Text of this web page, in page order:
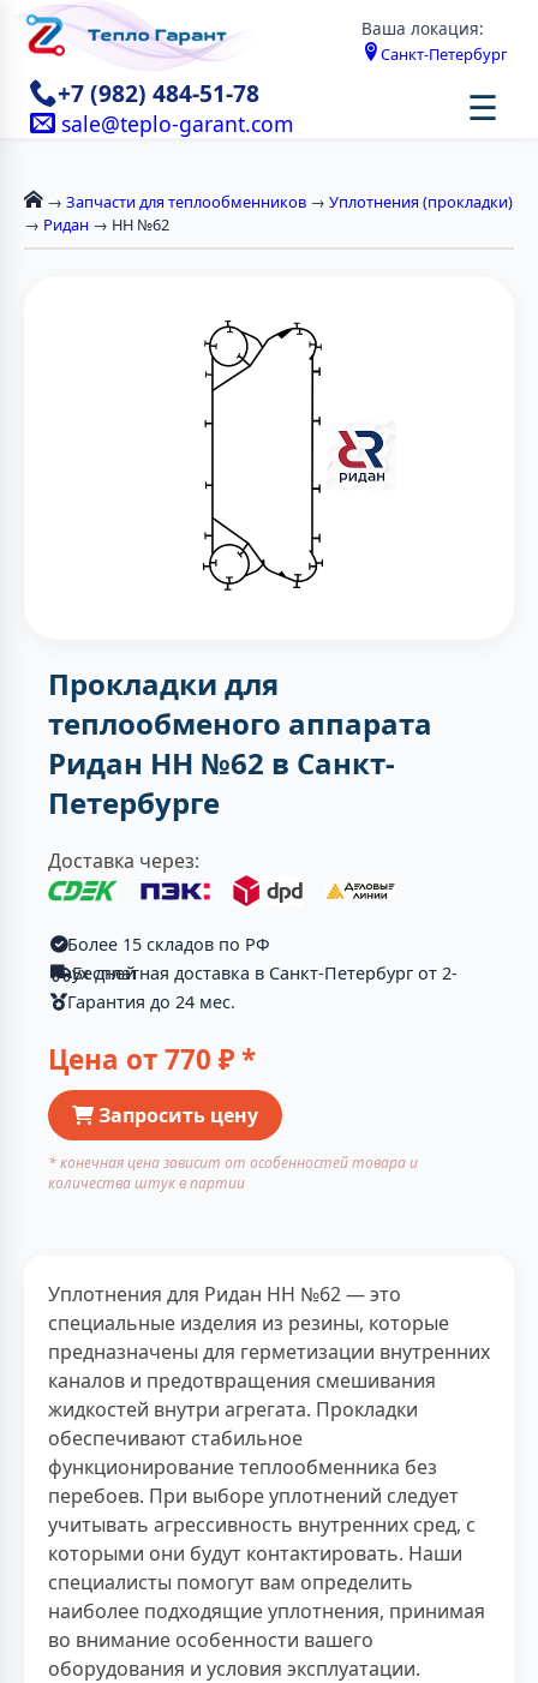
Ваша локация:
Санкт-Петербург
+7 (982) 484-51-78
sale@teplo-garant.com ☰
→ Запчасти для теплообменников → Уплотнения (прокладки)
→ Ридан → НН №62
Прокладки для
теплообменого аппарата
Ридан НН №62 в Санкт-
Петербурге
Доставка через:
Более 15 складов по РФ
Бесплатная доставка в Санкт-Петербург от 2-ух дней
Гарантия до 24 мес.
Цена от770 ₽ *
Запросить цену
* конечная цена зависит от особенностей товара и
количества штук в партии
Уплотнения для Ридан НН №62 — это
специальные изделия из резины, которые
предназначены для герметизации внутренних
каналов и предотвращения смешивания
жидкостей внутри агрегата. Прокладки
обеспечивают стабильное
функционирование теплообменника без
перебоев. При выборе уплотнений следует
учитывать агрессивность внутренних сред, с
которыми они будут контактировать. Наши
специалисты помогут вам определить
наиболее подходящие уплотнения, принимая
во внимание особенности вашего
оборудования и условия эксплуатации.